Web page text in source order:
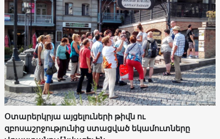
Օտարերկրյա այցելուների թիվն ու
զբոսաշրջությունից ստացված եկամուտները